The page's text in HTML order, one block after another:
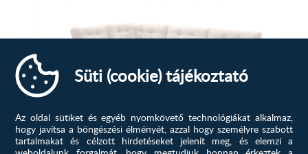
Dora sarokülő A, Világos nude
Süti (cookie) tájékoztató
Az oldal sütiket és egyéb nyomkövető technológiákat alkalmaz,
hogy javítsa a böngészési élményét, azzal hogy személyre szabott
tartalmakat és célzott hirdetéseket jelenít meg, és elemzi a